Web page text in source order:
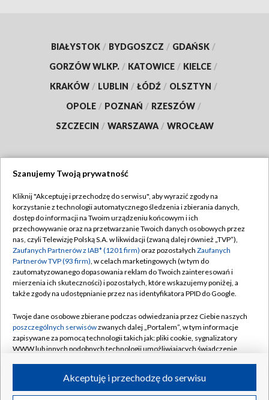
BIAŁYSTOK / BYDGOSZCZ / GDAŃSK /
GORZÓW WLKP. / KATOWICE / KIELCE /
KRAKÓW / LUBLIN / ŁÓDŹ / OLSZTYN /
OPOLE / POZNAŃ / RZESZÓW /
SZCZECIN / WARSZAWA / WROCŁAW
TVP
Abonament TVP
Emisja w TVP
Centrum informacji TVP
Naziemna Telewizja Cyfrowa
Rada Programowa
System NOS
Informacje o nadawcy
Program dla prasy
Regulamin TVP
Polityka prywatności
Moje zgody
Pomoc
Kontakt
Kanały
©2026 Telewizja Polska S.A. w likwidacji
Szanujemy Twoją prywatność
Kliknij "Akceptuję i przechodzę do serwisu", aby wyrazić zgody na
korzystanie z technologii automatycznego śledzenia i zbierania danych,
dostęp do informacji na Twoim urządzeniu końcowym i ich
przechowywanie oraz na przetwarzanie Twoich danych osobowych przez
nas, czyli Telewizję Polską S.A. w likwidacji (zwaną dalej również „TVP”),
Zaufanych Partnerów z IAB* (1201 firm) oraz pozostałych Zaufanych
Partnerów TVP (93 firm), w celach marketingowych (w tym do
zautomatyzowanego dopasowania reklam do Twoich zainteresowań i
mierzenia ich skuteczności) i pozostałych, które wskazujemy poniżej, a
także zgody na udostępnianie przez nas identyfikatora PPID do Google.
Twoje dane osobowe zbierane podczas odwiedzania przez Ciebie naszych
poszczególnych serwisówzwanych dalej „Portalem”, w tym informacje
zapisywane za pomocą technologii takich jak: pliki cookie, sygnalizatory
WWW lub innych podobnych technologii umożliwiających świadczenie
ruchu w Internecie.Akceptuję i przechodzę do serwisu